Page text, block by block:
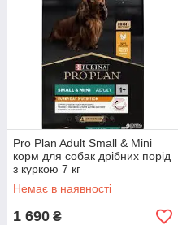
Pro Plan Adult Small & Mini
корм для собак дрібних порід
з куркою 7 кг
Немає в наявності
1 690 ₴